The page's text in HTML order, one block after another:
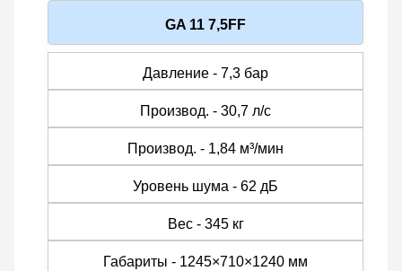
GA 11 7,5FF
Давление - 7,3 бар
Производ. - 30,7 л/с
Производ. - 1,84 м³/мин
Уровень шума - 62 дБ
Вес - 345 кг
Габариты - 1245×710×1240 мм